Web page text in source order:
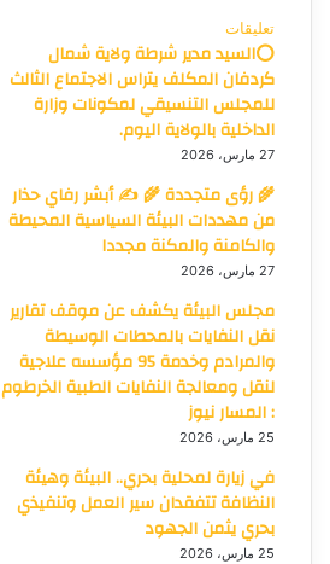
تعليقات
⭕السيد مدير شرطة ولاية شمال
كردفان المكلف يتراس الاجتماع الثالث
للمجلس التنسيقي لمكونات وزارة
الداخلية بالولاية اليوم.
27 مارس، 2026
🌾 رؤى متجددة 🌾 ✍️ أبشر رفاي حذار
من مهددات البيئة السياسية المحيطة
والكامنة والمكنة مجددا
27 مارس، 2026
مجلس البيئة يكشف عن موقف تقارير
نقل النفايات بالمحطات الوسيطة
والمرادم وخدمة 95 مؤسسه علاجية
لنقل ومعالجة النفايات الطبية الخرطوم
: المسار نيوز
25 مارس، 2026
في زيارة لمحلية بحري.. البيئة وهيئة
النظافة تتفقدان سير العمل وتنفيذي
بحري يثمن الجهود
25 مارس، 2026